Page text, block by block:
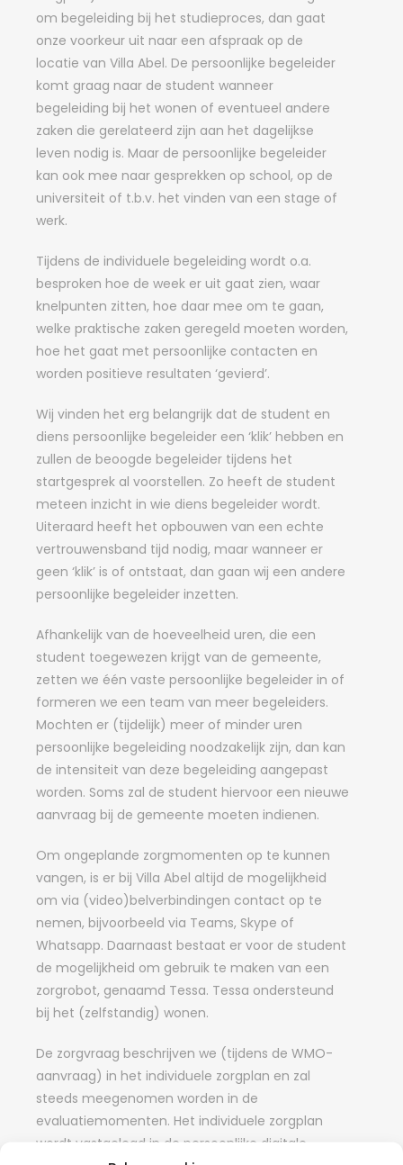
om begeleiding bij het studieproces, dan gaat
onze voorkeur uit naar een afspraak op de
locatie van Villa Abel. De persoonlijke begeleider
komt graag naar de student wanneer
begeleiding bij het wonen of eventueel andere
zaken die gerelateerd zijn aan het dagelijkse
leven nodig is. Maar de persoonlijke begeleider
kan ook mee naar gesprekken op school, op de
universiteit of t.b.v. het vinden van een stage of
werk.
Tijdens de individuele begeleiding wordt o.a.
besproken hoe de week er uit gaat zien, waar
knelpunten zitten, hoe daar mee om te gaan,
welke praktische zaken geregeld moeten worden,
hoe het gaat met persoonlijke contacten en
worden positieve resultaten ‘gevierd’.
Wij vinden het erg belangrijk dat de student en
diens persoonlijke begeleider een ‘klik’ hebben en
zullen de beoogde begeleider tijdens het
startgesprek al voorstellen. Zo heeft de student
meteen inzicht in wie diens begeleider wordt.
Uiteraard heeft het opbouwen van een echte
vertrouwensband tijd nodig, maar wanneer er
geen ‘klik’ is of ontstaat, dan gaan wij een andere
persoonlijke begeleider inzetten.
Afhankelijk van de hoeveelheid uren, die een
student toegewezen krijgt van de gemeente,
zetten we één vaste persoonlijke begeleider in of
formeren we een team van meer begeleiders.
Mochten er (tijdelijk) meer of minder uren
persoonlijke begeleiding noodzakelijk zijn, dan kan
de intensiteit van deze begeleiding aangepast
worden. Soms zal de student hiervoor een nieuwe
aanvraag bij de gemeente moeten indienen.
Om ongeplande zorgmomenten op te kunnen
vangen, is er bij Villa Abel altijd de mogelijkheid
om via (video)belverbindingen contact op te
nemen, bijvoorbeeld via Teams, Skype of
Whatsapp. Daarnaast bestaat er voor de student
de mogelijkheid om gebruik te maken van een
zorgrobot, genaamd Tessa. Tessa ondersteund
bij het (zelfstandig) wonen.
De zorgvraag beschrijven we (tijdens de WMO-
aanvraag) in het individuele zorgplan en zal
steeds meegenomen worden in de
evaluatiemomenten. Het individuele zorgplan
wordt vastgelegd in de persoonlijke digitale